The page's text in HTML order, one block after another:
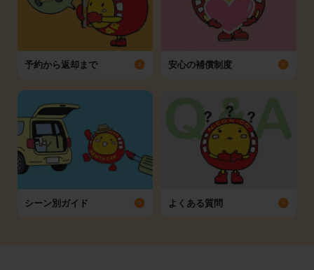
予約から返却まで 安心の補償制度
シーン別ガイド よくある質問